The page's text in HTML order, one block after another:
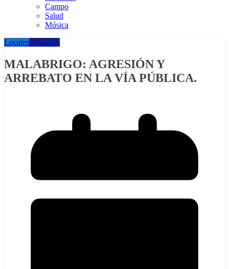
Campo
Salud
Música
LocalesPoliciales
MALABRIGO: AGRESIÓN Y
ARREBATO EN LA VÍA PÚBLICA.